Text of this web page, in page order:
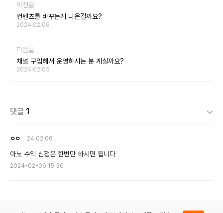
이전글
컨텐츠를 바꾸는게 나은걸까요?
2024.02.06
다음글
채널 구입해서 운영하시는 분 계실까요?
2024.02.05
댓글 1
ㅇㅇ 24.02.06
아뇨 수익 신청은 한번만 하시면 됩니다
2024-02-06 15:30